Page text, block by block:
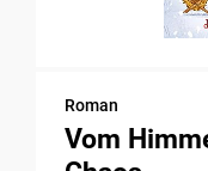
Roman
Vom